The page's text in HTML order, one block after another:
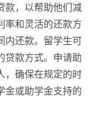
款，以帮助他们减
率和灵活的还款方
内还款。留学生可
贷款方式。申请助
，确保在规定的时
金或助学金支持的